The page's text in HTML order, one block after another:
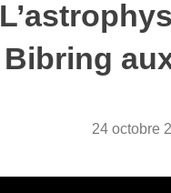
Bibring
24 octobre